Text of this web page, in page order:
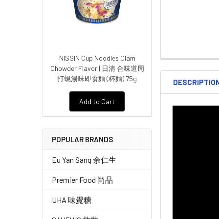
NISSIN Cup Noodles Clam
Chowder Flavor | 日清 合味道周
打蜆湯味即食麵 (杯麵) 75g
Add to Cart
POPULAR BRANDS
Eu Yan Sang 余仁生
Premier Food 尚品
UHA 味覺糖